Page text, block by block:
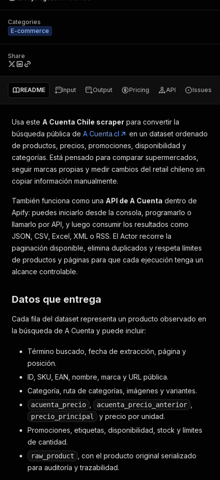
Categories
E-commerce
Share
README Input Output Pricing API Issues
Usa este A Cuenta Chile scraper para convertir la
búsqueda pública de A Cuenta.cl
en un dataset ordenado
de productos, precios, promociones, disponibilidad y
categorías. Está pensado para comparar supermercados,
seguir marcas propias y medir cambios del retail chileno sin
copiar información manualmente.
También funciona como una API de A Cuenta dentro de
Apify: puedes iniciarlo desde la consola, programarlo o
llamarlo por API, y luego consumir los resultados como
JSON, CSV, Excel, XML o RSS. El Actor recorre la
paginación disponible, elimina duplicados y respeta límites
de productos y páginas para que cada ejecución tenga un
alcance controlable.
Datos que entrega
Cada fila del dataset representa un producto observado en
la búsqueda de A Cuenta y puede incluir:
Término buscado, fecha de extracción, página y
posición.
ID, SKU, EAN, nombre, marca y URL pública.
Categoría, ruta de categorías, imágenes y variantes.
acuenta_precio acuenta_precio_anterior
precio_principal
y precio por unidad.
Promociones, etiquetas, disponibilidad, stock y límites
de cantidad.
raw_product
, con el producto original serializado
para auditoría y trazabilidad.